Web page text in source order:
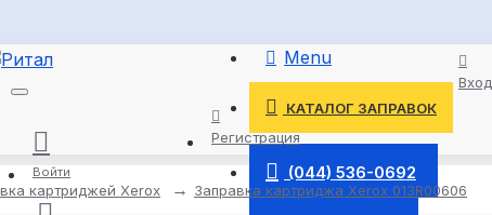
Войти
Menu
КАТАЛОГ ЗАПРАВОК
(044) 536-0692
Вход
Регистрация
картриджей Xerox Заправка картриджа Xerox 013R00606